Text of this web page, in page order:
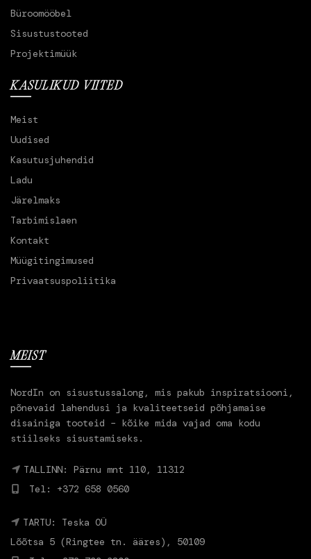
Büroomööbel
Sisustustooted
Projektimüük
KASULIKUD VIITED
Meist
Uudised
Kasutusjuhendid
Ladu
Järelmaks
Tarbimislaen
Kontakt
Müügitingimused
Privaatsuspoliitika
MEIST
NordIn on sisustussalong, mis pakub inspiratsiooni,
põnevaid lahendusi ja kvaliteetseid põhjamaise
disainiga tooteid – kõike mida vajad oma kodu
stiilseks sisustamiseks.
TALLINN: Pärnu mnt 110, 11312
Tel: +372 658 0560
TARTU: Teska OÜ
Lõõtsa 5 (Ringtee tn. ääres), 50109